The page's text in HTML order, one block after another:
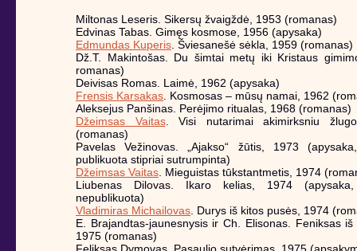
Miltonas Leseris. Sikersų žvaigždė, 1953 (romanas)
Edvinas Tabas. Gimęs kosmose, 1956 (apysaka)
Edmundas Kuperis . Šviesanešė sėkla, 1959 (romanas)
Dž.T. Makintošas. Du šimtai metų iki Kristaus
romanas)
Deivisas Romas. Laimė, 1962 (apysaka)
Frensis Karsakas . Kosmosas – mūsų namai, 1962
Aleksejus Panšinas. Perėjimo ritualas, 1968 (romanas)
Džeimsas Vaitas. Visi nutarimai akimirksniu
(romanas)
Pavelas Vežinovas. „Ajakso“ žūtis, 1973
publikuota stipriai sutrumpinta)
Džeimsas Vaitas . Mieguistas tūkstantmetis, 1974
Liubenas Dilovas. Ikaro kelias, 1974
nepublikuota)
Vladimiras Michailovas . Durys iš kitos pusės, 1974
E. Brajandtas-jaunesnysis ir Ch. Elisonas. Feniksas iš
1975 (romanas)